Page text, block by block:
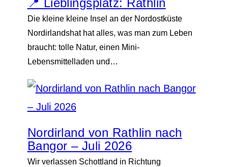
📍 Lieblingsplatz: Rathlin
Die kleine kleine Insel an der Nordostküste
Nordirlandshat hat alles, was man zum Leben
braucht: tolle Natur, einen Mini-
Lebensmittelladen und…
Nordirland von Rathlin nach
Bangor – Juli 2026
Wir verlassen Schottland in Richtung